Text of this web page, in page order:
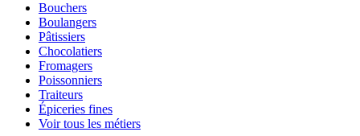
Bouchers
Boulangers
Pâtissiers
Chocolatiers
Fromagers
Poissonniers
Traiteurs
Épiceries fines
Voir tous les métiers